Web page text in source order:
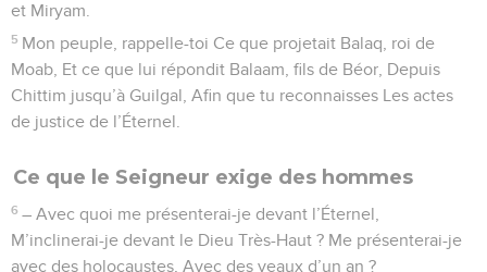
et Miryam.
5 Mon peuple, rappelle-toi Ce que projetait Balaq, roi de
Moab, Et ce que lui répondit Balaam, fils de Béor, Depuis
Chittim jusqu’à Guilgal, Afin que tu reconnaisses Les actes
de justice de l’Éternel.
Ce que le Seigneur exige des hommes
6 – Avec quoi me présenterai-je devant l’Éternel,
M’inclinerai-je devant le Dieu Très-Haut ? Me présenterai-je
avec des holocaustes, Avec des veaux d’un an ?